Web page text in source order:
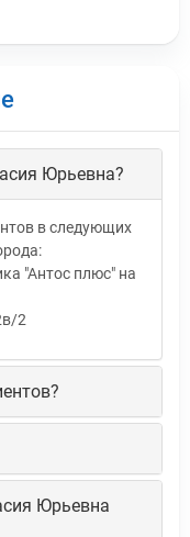
Юрьевна?
в следующих
"Антос плюс" на
2
Юрьевна